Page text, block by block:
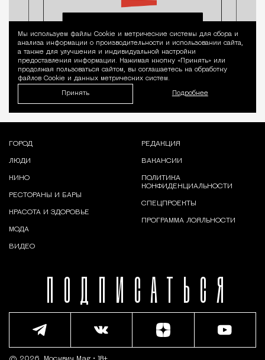
Уведомление
Мы используем файлы Сookie и метрические системы для сбора и
анализа информации о производительности и использовании сайта,
а также для улучшения и индивидуальной настройки
предоставления информации. Нажимая кнопку «Принять» или
продолжая пользоваться сайтом, вы соглашаетесь на обработку
файлов Cookie и данных метрических систем.
Принять Подробнее
ПОДПИСАТЬСЯ
ГОРОД
ЛЮДИ
КИНО
РЕСТОРАНЫ И БАРЫ
КРАСОТА И ЗДОРОВЬЕ
МОДА
ВИДЕО
РЕДАКЦИЯ
ВАКАНСИИ
ПОЛИТИКА
КОНФИДЕНЦИАЛЬНОСТИ
СПЕЦПРОЕКТЫ
ПРОГРАММА ЛОЯЛЬНОСТИ